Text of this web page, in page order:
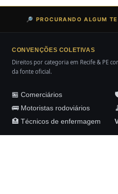
🔎 PROCURANDO ALGUM
CONVENÇÕES COLETIVAS
Direitos por categoria em Recife & PE
da fonte oficial.
🏪 Comerciários
🚌 Motoristas rodoviários
🏥 Técnicos de enfermagem